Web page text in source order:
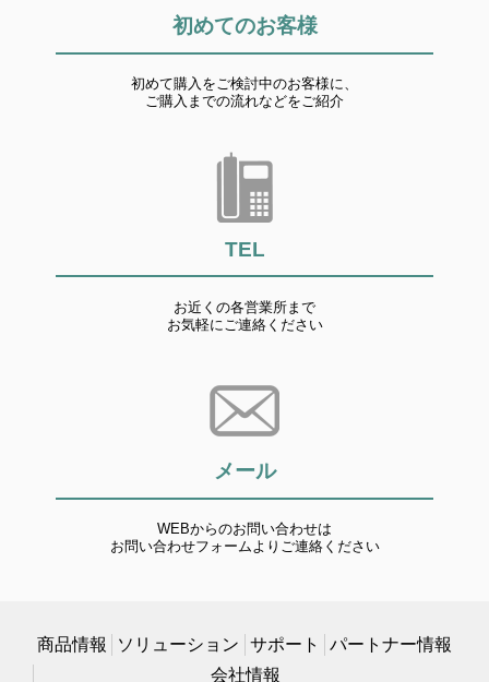
初めてのお客様
初めて購入をご検討中のお客様に、
ご購入までの流れなどをご紹介
TEL
お近くの各営業所まで
お気軽にご連絡ください
メール
WEBからのお問い合わせは
お問い合わせフォームよりご連絡ください
商品情報 ソリューション サポート
パートナー情報
会社情報